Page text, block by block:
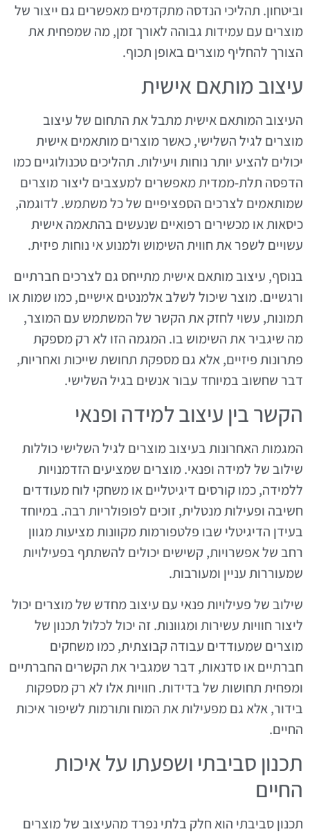
וביטחון. תהליכי הנדסה מתקדמים מאפשרים גם ייצור של
מוצרים עם עמידות גבוהה לאורך זמן, מה שמפחית את
הצורך להחליף מוצרים באופן תכוף.
עיצוב מותאם אישית
העיצוב המותאם אישית מתבל את התחום של עיצוב
מוצרים לגיל השלישי, כאשר מוצרים מותאמים אישית
יכולים להציע יותר נוחות ויעילות. תהליכים טכנולוגיים כמו
הדפסה תלת-ממדית מאפשרים למעצבים ליצור מוצרים
שמותאמים לצרכים הספציפיים של כל משתמש. לדוגמה,
כיסאות או מכשירים רפואיים שנעשים בהתאמה אישית
עשויים לשפר את חווית השימוש ולמנוע אי נוחות פיזית.
בנוסף, עיצוב מותאם אישית מתייחס גם לצרכים חברתיים
ורגשיים. מוצר שיכול לשלב אלמנטים אישיים, כמו שמות או
תמונות, עשוי לחזק את הקשר של המשתמש עם המוצר,
מה שיגביר את השימוש בו. המגמה הזו לא רק מספקת
פתרונות פיזיים, אלא גם מספקת תחושת שייכות ואחריות,
דבר שחשוב במיוחד עבור אנשים בגיל השלישי.
הקשר בין עיצוב למידה ופנאי
המגמות האחרונות בעיצוב מוצרים לגיל השלישי כוללות
שילוב של למידה ופנאי. מוצרים שמציעים הזדמנויות
ללמידה, כמו קורסים דיגיטליים או משחקי לוח מעודדים
חשיבה ופעילות מנטלית, זוכים לפופולריות רבה. במיוחד
בעידן הדיגיטלי שבו פלטפורמות מקוונות מציעות מגוון
רחב של אפשרויות, קשישים יכולים להשתתף בפעילויות
שמעוררות עניין ומעורבות.
שילוב של פעילויות פנאי עם עיצוב מחדש של מוצרים יכול
ליצור חוויות עשירות ומגוונות. זה יכול לכלול תכנון של
מוצרים שמעודדים עבודה קבוצתית, כמו משחקים
חברתיים או סדנאות, דבר שמגביר את הקשרים החברתיים
ומפחית תחושות של בדידות. חוויות אלו לא רק מספקות
בידור, אלא גם מפעילות את המוח ותורמות לשיפור איכות
החיים.
תכנון סביבתי ושפעתו על איכות
החיים
תכנון סביבתי הוא חלק בלתי נפרד מהעיצוב של מוצרים